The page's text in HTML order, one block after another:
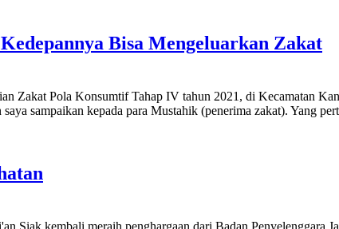
Bisa Mengeluarkan Zakat
Zakat Pola Konsumtif Tahap IV tahun 2021, di Kecamatan
sampaikan kepada para Mustahik (penerima zakat). Yang
kembali meraih penghargaan dari Badan Penyelenggara